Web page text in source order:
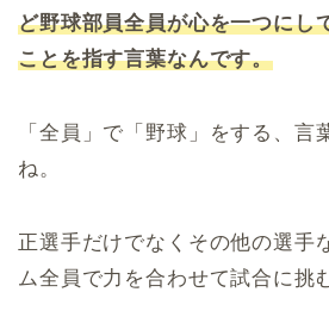
ど野球部員全員が心を一つにし
ことを指す言葉なんです。
「全員」で「野球」をする、言
ね。
正選手だけでなくその他の選手
ム全員で力を合わせて試合に挑